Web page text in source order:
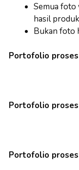
Semua foto
hasil
Bukan foto
Portofolio
Portofolio
Portofolio